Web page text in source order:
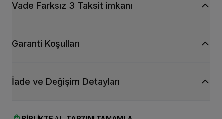
Vade Farksız 3 Taksit imkanı
Garanti Koşulları
İade ve Değişim Detayları